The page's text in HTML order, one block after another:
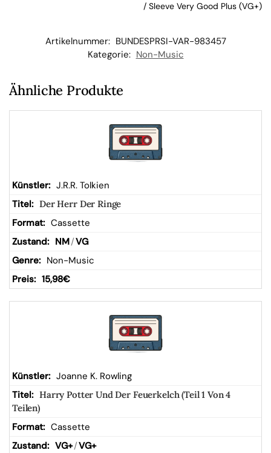
b
/ Sleeve Very Good Plus (VG+)
Artikelnummer: BUNDESPRSI-VAR-983457
Kategorie: Non-Music
Ähnliche Produkte
J.R.R. Tolkien
Der Herr Der Ringe
Cassette
NM/VG
Non-Music
15,98€
Joanne K. Rowling
Harry Potter Und Der Feuerkelch (Teil 1 Von 4
Teilen)
Cassette
VG+/VG+